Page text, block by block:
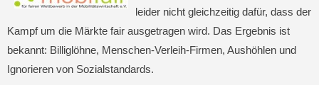
leider nicht gleichzeitig dafür, dass der
Kampf um die Märkte fair ausgetragen wird. Das Ergebnis ist
bekannt: Billiglöhne, Menschen-Verleih-Firmen, Aushöhlen und
Ignorieren von Sozialstandards.